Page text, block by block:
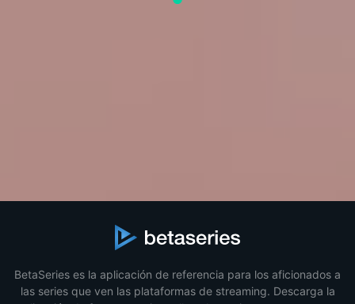
BetaSeries es la aplicación de referencia para los aficionados a
las series que ven las plataformas de streaming. Descarga la